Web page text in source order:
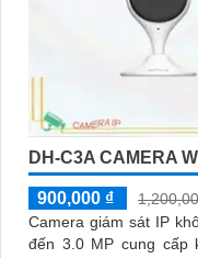
DH-C3A CAMERA
900,000 ₫
Camera giám sát IP
đến 3.0 MP cung cấp